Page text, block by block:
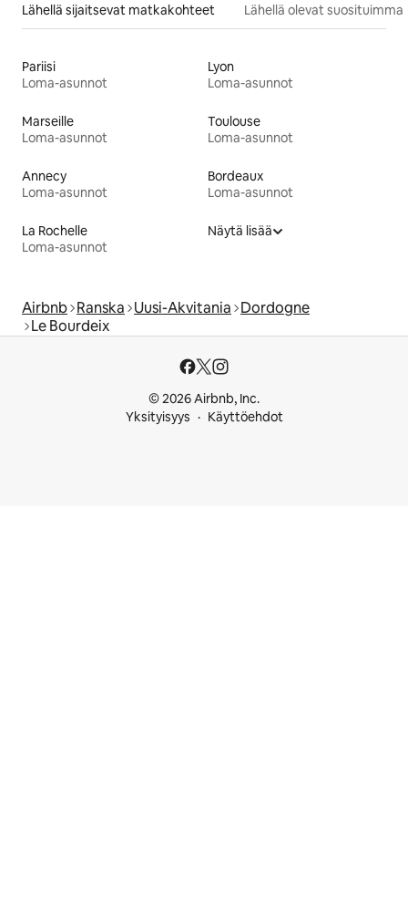
Lähellä sijaitsevat matkakohteet Lähellä olevat
Pariisi
Loma-asunnot
Lyon
Loma-asunnot
Marseille
Loma-asunnot
Toulouse
Loma-asunnot
Annecy
Loma-asunnot
Bordeaux
Loma-asunnot
La Rochelle
Loma-asunnot
Näytä lisää
Airbnb Ranska Uusi-Akvitania Dordogne
Le Bourdeix
© 2026 Airbnb, Inc.
Yksityisyys
Käyttöehdot